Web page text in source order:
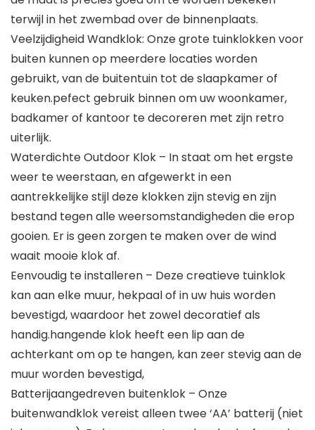
terwijl in het zwembad over de binnenplaats.
Veelzijdigheid Wandklok: Onze grote tuinklokken voor
buiten kunnen op meerdere locaties worden
gebruikt, van de buitentuin tot de slaapkamer of
keuken.pefect gebruik binnen om uw woonkamer,
badkamer of kantoor te decoreren met zijn retro
uiterlijk.
Waterdichte Outdoor Klok – In staat om het ergste
weer te weerstaan, en afgewerkt in een
aantrekkelijke stijl deze klokken zijn stevig en zijn
bestand tegen alle weersomstandigheden die erop
gooien. Er is geen zorgen te maken over de wind
waait mooie klok af.
Eenvoudig te installeren – Deze creatieve tuinklok
kan aan elke muur, hekpaal of in uw huis worden
bevestigd, waardoor het zowel decoratief als
handig.hangende klok heeft een lip aan de
achterkant om op te hangen, kan zeer stevig aan de
muur worden bevestigd,
Batterijaangedreven buitenklok – Onze
buitenwandklok vereist alleen twee ‘AA’ batterij (niet